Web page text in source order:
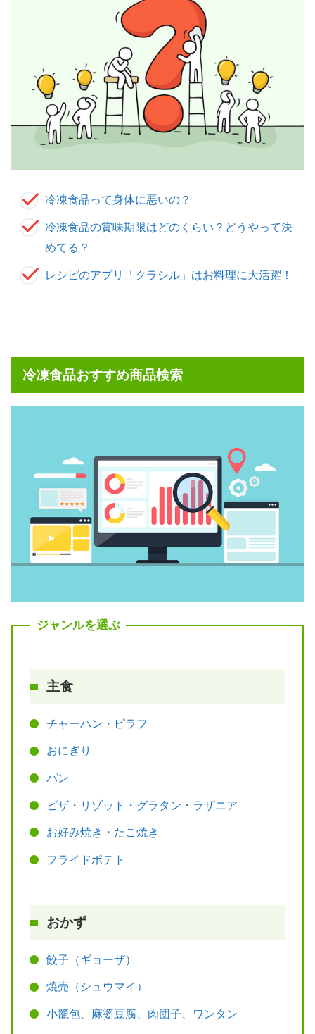
冷凍食品って身体に悪いの？
冷凍食品の賞味期限はどのくらい？どうやって決
めてる？
レシピのアプリ「クラシル」はお料理に大活躍！
冷凍食品おすすめ商品検索
ジャンルを選ぶ
主食
チャーハン・ピラフ
おにぎり
パン
ピザ・リゾット・グラタン・ラザニア
お好み焼き・たこ焼き
フライドポテト
おかず
餃子（ギョーザ）
焼売（シュウマイ）
小籠包、麻婆豆腐、肉団子、ワンタン